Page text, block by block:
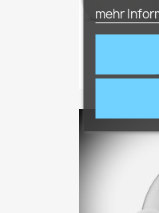
mehr